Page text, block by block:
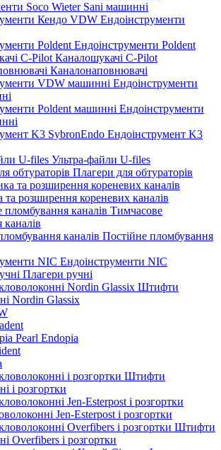
Soco Wieter Sani машинні
Ендоінструменти
Ендоінструменти Poldent
Каналошукачі C-Pilot
Каналонаповнювачі
Ендоінструменти
Ендоінструменти
Ендоінструмент K3
Ультра-файли U-files
Плагери для обтураторів
та розширення кореневих каналів
Тимчасове
Постійне пломбування
Ендоінструменти NIC
Плагери ручні
Штифти
Nordin Glassix
Pearl Endopia
Штифти
і розгортки
Jen-Esterpost і розгортки
Штифти
Overfibers і розгортки